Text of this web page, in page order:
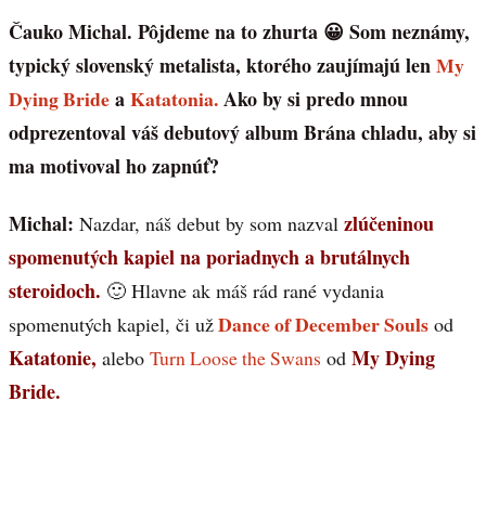
Čauko Michal. Pôjdeme na to zhurta 😀 Som neznámy,
typický slovenský metalista, ktorého zaujímajú lenMy
Dying BrideaKatatonia.Ako by si predo mnou
odprezentoval váš debutový album Brána chladu, aby si
ma motivoval ho zapnúť?
Michal: Nazdar, náš debut by som nazval zlúčeninou
spomenutých kapiel na poriadnych a brutálnych
steroidoch. 🙂 Hlavne ak máš rád rané vydania
spomenutých kapiel, či užDance of December Souls od
Katatonie, alebo Turn Loose the Swans od My Dying
Bride.